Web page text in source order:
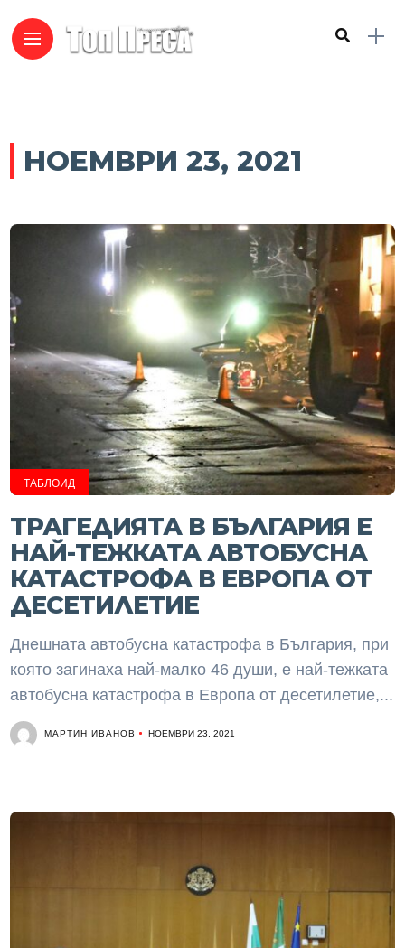
НОЕМВРИ 23, 2021
ТАБЛОИД
ТРАГЕДИЯТА В БЪЛГАРИЯ Е
НАЙ-ТЕЖКАТА АВТОБУСНА
КАТАСТРОФА В ЕВРОПА ОТ
ДЕСЕТИЛЕТИЕ
Днешната автобусна катастрофа в България, при
която загинаха най-малко 46 души, е най-тежката
автобусна катастрофа в Европа от десетилетие,...
МАРТИН ИВАНОВ НОЕМВРИ 23, 2021